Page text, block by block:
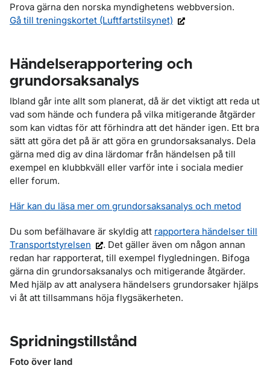
Prova gärna den norska myndighetens webbversion.
Gå till treningskortet (Luftfartstilsynet)
Händelserapportering och
grundorsaksanalys
Ibland går inte allt som planerat, då är det viktigt att reda ut
vad som hände och fundera på vilka mitigerande åtgärder
som kan vidtas för att förhindra att det händer igen. Ett bra
sätt att göra det på är att göra en grundorsaksanalys. Dela
gärna med dig av dina lärdomar från händelsen på till
exempel en klubbkväll eller varför inte i sociala medier
eller forum.
Här kan du läsa mer om grundorsaksanalys och metod
Du som befälhavare är skyldig att rapportera händelser till
Transportstyrelsen
. Det gäller även om någon annan
redan har rapporterat, till exempel flygledningen. Bifoga
gärna din grundorsaksanalys och mitigerande åtgärder.
Med hjälp av att analysera händelsers grundorsaker hjälps
vi åt att tillsammans höja flygsäkerheten.
Spridningstillstånd
Foto över land